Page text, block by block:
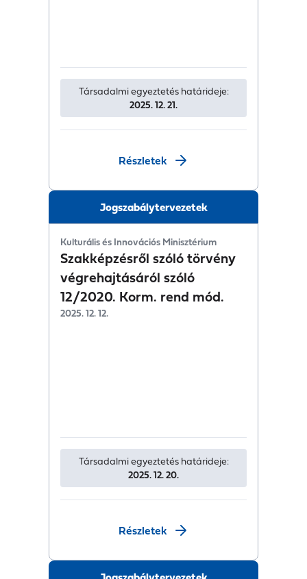
Társadalmi egyeztetés határideje:
2025. 12. 21.
Részletek
Jogszabálytervezetek
Kulturális és Innovációs Minisztérium
Szakképzésről szóló törvény
végrehajtásáról szóló
12/2020. Korm. rend mód.
2025. 12. 12.
Társadalmi egyeztetés határideje:
2025. 12. 20.
Részletek